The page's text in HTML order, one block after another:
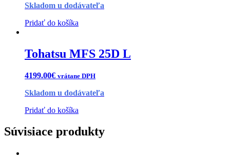
Skladom u dodávateľa
Pridať do košíka
Tohatsu MFS 25D L
4199.00€ vrátane DPH
Skladom u dodávateľa
Pridať do košíka
Súvisiace produkty